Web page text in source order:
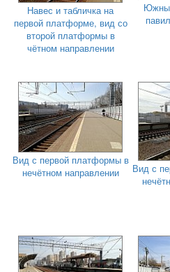
Навес и табличка на
первой платформе, вид со
второй платформы в
чётном направлении
Вид с первой платформы в
нечётном направлении
Вид с